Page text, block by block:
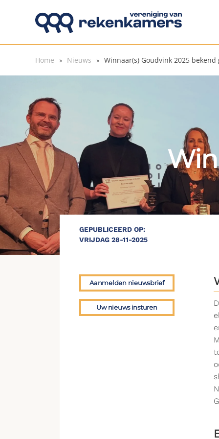
Overslaan en naar de inhoud gaan
Home Nieuws Winnaar(s) Goudvink 2025 bekend
GEPUBLICEERD OP:
VRIJDAG 28-11-2025
Aanmelden nieuwsbrief
Uw nieuws insturen